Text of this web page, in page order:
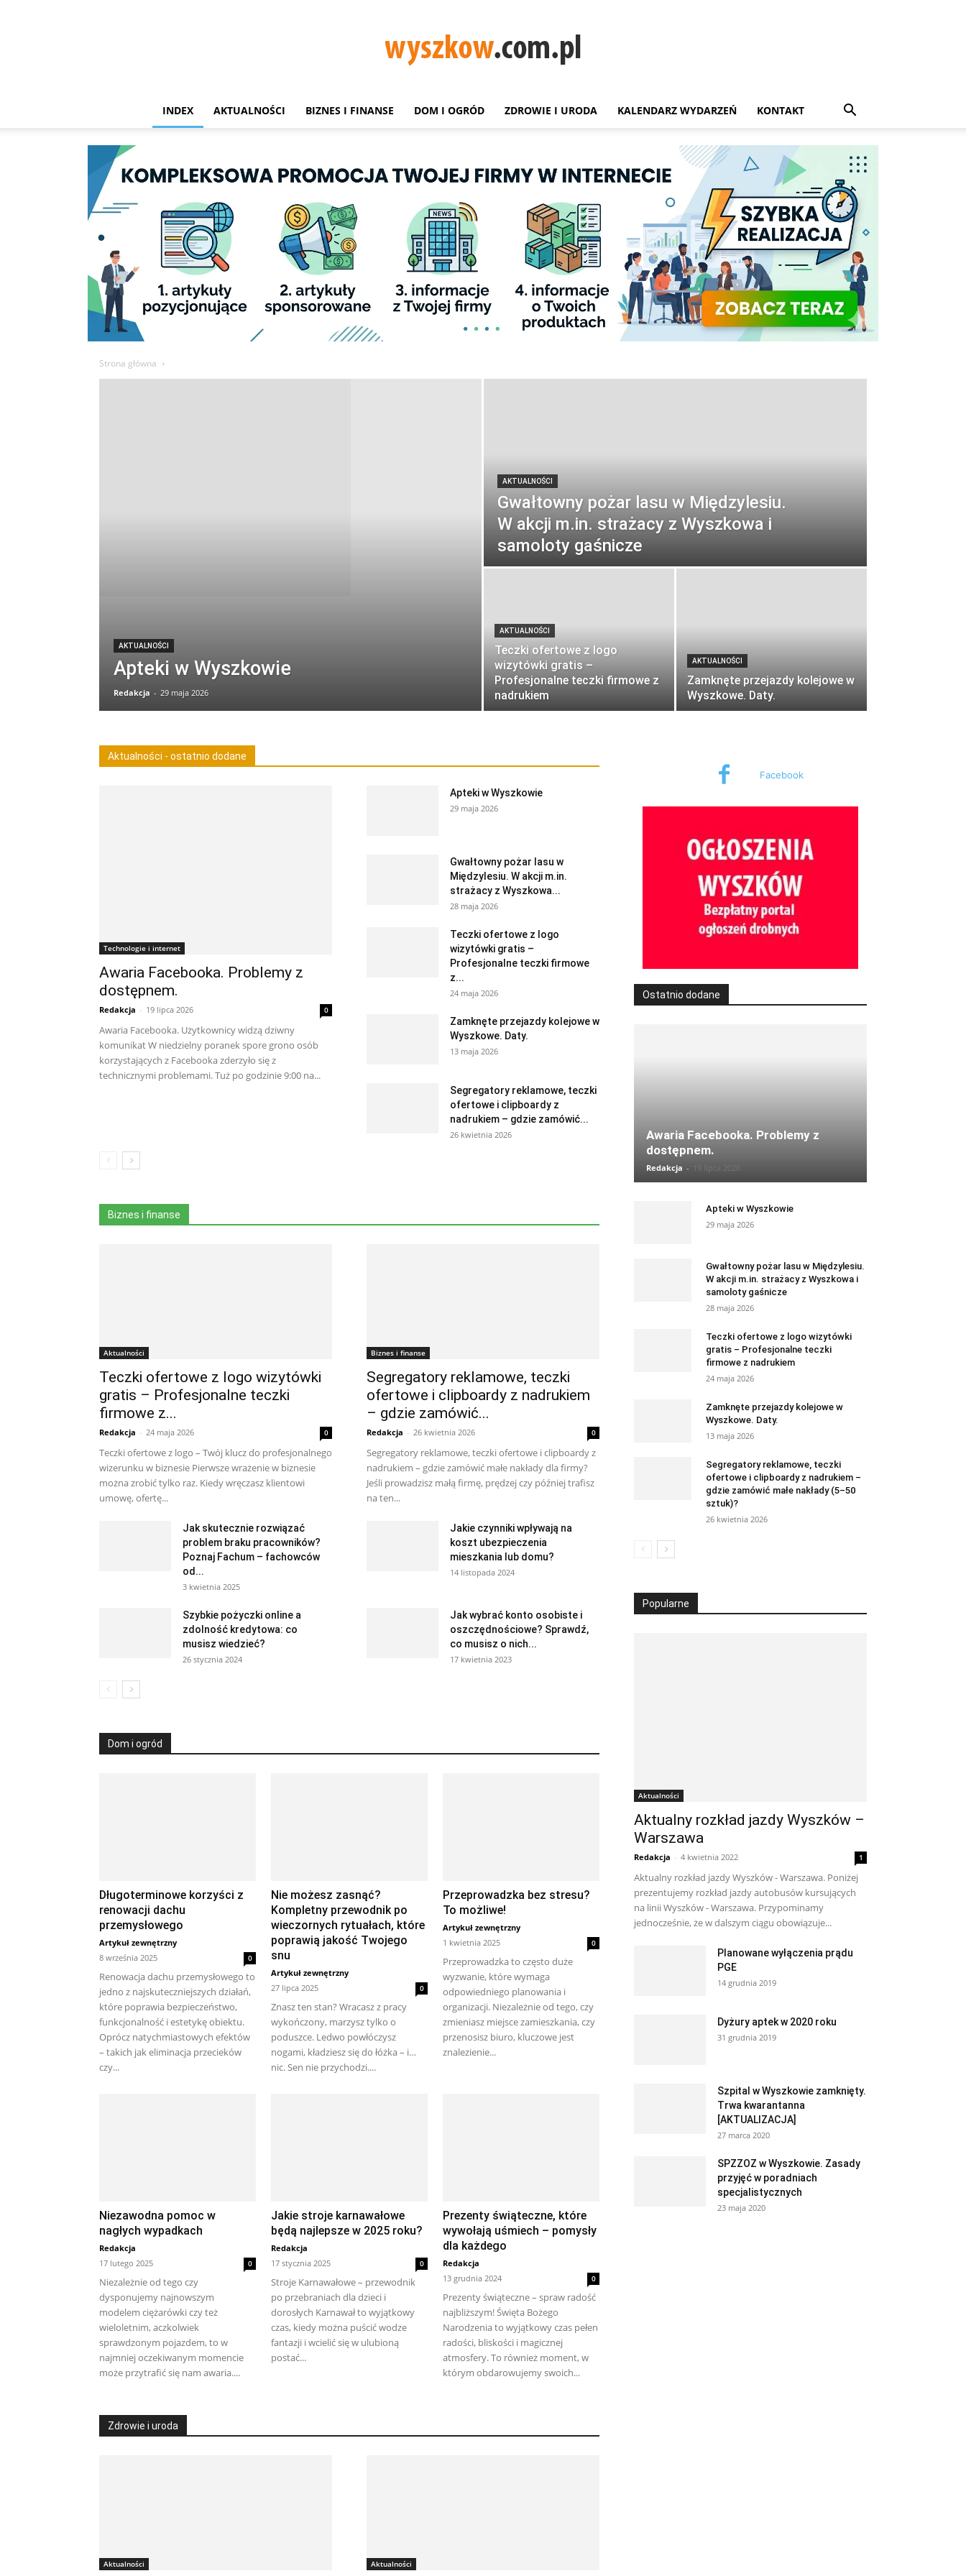
INDEX AKTUALNOŚCI BIZNES I FINANSE DOM I OGRÓD ZDROWIE I URODA KALENDARZ WYDARZEŃ KONTAKT
Strona główna
AKTUALNOŚCI
Apteki w Wyszkowie
Redakcja - 29 maja 2026
AKTUALNOŚCI
Gwałtowny pożar lasu w Międzylesiu.
W akcji m.in. strażacy z Wyszkowa i
samoloty gaśnicze
AKTUALNOŚCI
Teczki ofertowe z logo
wizytówki gratis –
Profesjonalne teczki firmowe z
nadrukiem
AKTUALNOŚCI
Zamknęte przejazdy kolejowe w
Wyszkowe. Daty.
Aktualności - ostatnio dodane
Technologie i internet
Awaria Facebooka. Problemy z
dostępnem.
Redakcja - 19 lipca 2026 0
Awaria Facebooka. Użytkownicy widzą dziwny
komunikat W niedzielny poranek spore grono osób
korzystających z Facebooka zderzyło się z
technicznymi problemami. Tuż po godzinie 9:00 na...
Apteki w Wyszkowie
29 maja 2026
Gwałtowny pożar lasu w
Międzylesiu. W akcji m.in.
strażacy z Wyszkowa...
28 maja 2026
Teczki ofertowe z logo
wizytówki gratis –
Profesjonalne teczki firmowe
z...
24 maja 2026
Zamknęte przejazdy kolejowe w
Wyszkowe. Daty.
13 maja 2026
Segregatory reklamowe, teczki
ofertowe i clipboardy z
nadrukiem – gdzie zamówić...
26 kwietnia 2026
Biznes i finanse
Aktualności
Teczki ofertowe z logo wizytówki
gratis – Profesjonalne teczki
firmowe z...
Redakcja - 24 maja 2026 0
Teczki ofertowe z logo – Twój klucz do profesjonalnego
wizerunku w biznesie Pierwsze wrażenie w biznesie
można zrobić tylko raz. Kiedy wręczasz klientowi
umowę, ofertę...
Biznes i finanse
Segregatory reklamowe, teczki
ofertowe i clipboardy z nadrukiem
– gdzie zamówić...
Redakcja - 26 kwietnia 2026 0
Segregatory reklamowe, teczki ofertowe i clipboardy z
nadrukiem – gdzie zamówić małe nakłady dla firmy?
Jeśli prowadzisz małą firmę, prędzej czy później trafisz
na ten...
Jak skutecznie rozwiązać
problem braku pracowników?
Poznaj Fachum – fachowców
od...
3 kwietnia 2025
Jakie czynniki wpływają na
koszt ubezpieczenia
mieszkania lub domu?
14 listopada 2024
Szybkie pożyczki online a
zdolność kredytowa: co
musisz wiedzieć?
26 stycznia 2024
Jak wybrać konto osobiste i
oszczędnościowe? Sprawdź,
co musisz o nich...
17 kwietnia 2023
Dom i ogród
Długoterminowe korzyści z
renowacji dachu
przemysłowego
Artykuł zewnętrzny
8 września 2025
0
Renowacja dachu przemysłowego to
jedno z najskuteczniejszych działań,
które poprawia bezpieczeństwo,
funkcjonalność i estetykę obiektu.
Oprócz natychmiastowych efektów
– takich jak eliminacja przecieków
czy...
​​Nie możesz zasnąć?
Kompletny przewodnik po
wieczornych rytuałach, które
poprawią jakość Twojego
snu
Artykuł zewnętrzny
27 lipca 2025
0
Znasz ten stan? Wracasz z pracy
wykończony, marzysz tylko o
poduszce. Ledwo powłóczysz
nogami, kładziesz się do łóżka – i…
nic. Sen nie przychodzi....
Przeprowadzka bez stresu?
To możliwe!
Artykuł zewnętrzny
1 kwietnia 2025
0
Przeprowadzka to często duże
wyzwanie, które wymaga
odpowiedniego planowania i
organizacji. Niezależnie od tego, czy
zmieniasz miejsce zamieszkania, czy
przenosisz biuro, kluczowe jest
znalezienie...
Niezawodna pomoc w
nagłych wypadkach
Redakcja
17 lutego 2025
0
Niezależnie od tego czy
dysponujemy najnowszym
modelem ciężarówki czy też
wieloletnim, aczkolwiek
sprawdzonym pojazdem, to w
najmniej oczekiwanym momencie
może przytrafić się nam awaria....
Jakie stroje karnawałowe
będą najlepsze w 2025 roku?
Redakcja
17 stycznia 2025
0
Stroje Karnawałowe – przewodnik
po przebraniach dla dzieci i
dorosłych Karnawał to wyjątkowy
czas, kiedy można puścić wodze
fantazji i wcielić się w ulubioną
postać...
Prezenty świąteczne, które
wywołają uśmiech – pomysły
dla każdego
Redakcja
13 grudnia 2024
0
Prezenty świąteczne – spraw radość
najbliższym! Święta Bożego
Narodzenia to wyjątkowy czas pełen
radości, bliskości i magicznej
atmosfery. To również moment, w
którym obdarowujemy swoich...
Zdrowie i uroda
Aktualności Aktualności
Facebook
Ostatnio dodane
Awaria Facebooka. Problemy z
dostępnem.
Redakcja - 19 lipca 2026
Apteki w Wyszkowie
29 maja 2026
Gwałtowny pożar lasu w Międzylesiu.
W akcji m.in. strażacy z Wyszkowa i
samoloty gaśnicze
28 maja 2026
Teczki ofertowe z logo wizytówki
gratis – Profesjonalne teczki
firmowe z nadrukiem
24 maja 2026
Zamknęte przejazdy kolejowe w
Wyszkowe. Daty.
13 maja 2026
Segregatory reklamowe, teczki
ofertowe i clipboardy z nadrukiem –
gdzie zamówić małe nakłady (5–50
sztuk)?
26 kwietnia 2026
Popularne
Aktualności
Aktualny rozkład jazdy Wyszków –
Warszawa
Redakcja - 4 kwietnia 2022 1
Aktualny rozkład jazdy Wyszków - Warszawa. Poniżej
prezentujemy rozkład jazdy autobusów kursujących
na linii Wyszków - Warszawa. Przypominamy
jednocześnie, że w dalszym ciągu obowiązuje...
Planowane wyłączenia prądu
PGE
14 grudnia 2019
Dyżury aptek w 2020 roku
31 grudnia 2019
Szpital w Wyszkowie zamknięty.
Trwa kwarantanna
[AKTUALIZACJA]
27 marca 2020
SPZZOZ w Wyszkowie. Zasady
przyjęć w poradniach
specjalistycznych
23 maja 2020